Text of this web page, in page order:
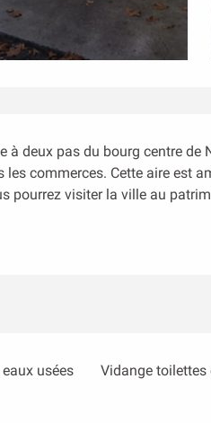
à deux pas du bourg centre de
commerces. Cette aire est
pourrez visiter la ville au
usées
Vidange